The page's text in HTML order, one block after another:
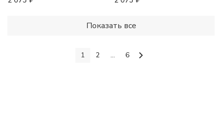
Показать все
1 2 ... 6